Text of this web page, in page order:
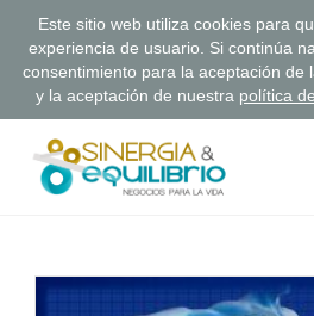
contenido
Este sitio web utiliza cookies para
experiencia de usuario. Si continúa
consentimiento para la aceptación de
y la aceptación de nuestra política